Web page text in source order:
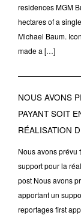
residences MGM
hectares of a
Michael Baum.
made a […]
NOUS AVONS
PAYANT SOIT
RÉALISATION
Nous avons prévu
support pour la
post Nous avons
apportant un
reportages first